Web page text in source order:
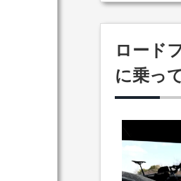
ロード
に乗っ